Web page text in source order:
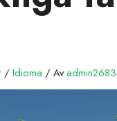
/Idioma / Avadmin2683